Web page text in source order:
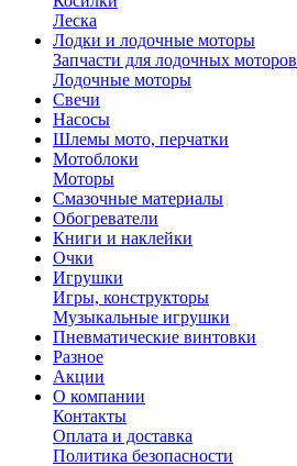
Леска
Лодки и лодочные моторы
Запчасти для лодочных моторов
Лодочные моторы
Свечи
Насосы
Шлемы мото, перчатки
Мотоблоки
Моторы
Смазочные материалы
Обогреватели
Книги и наклейки
Очки
Игрушки
Игры, конструкторы
Музыкальные игрушки
Пневматические винтовки
Разное
Акции
О компании
Контакты
Оплата и доставка
Политика безопасности